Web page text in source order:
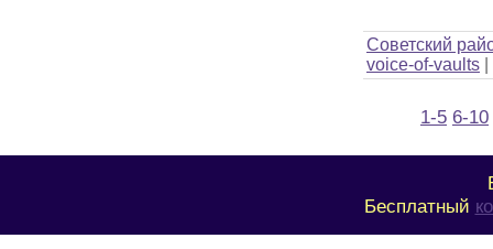
Советский
voice-of-vaults
1-5 6-10
Бесплатный